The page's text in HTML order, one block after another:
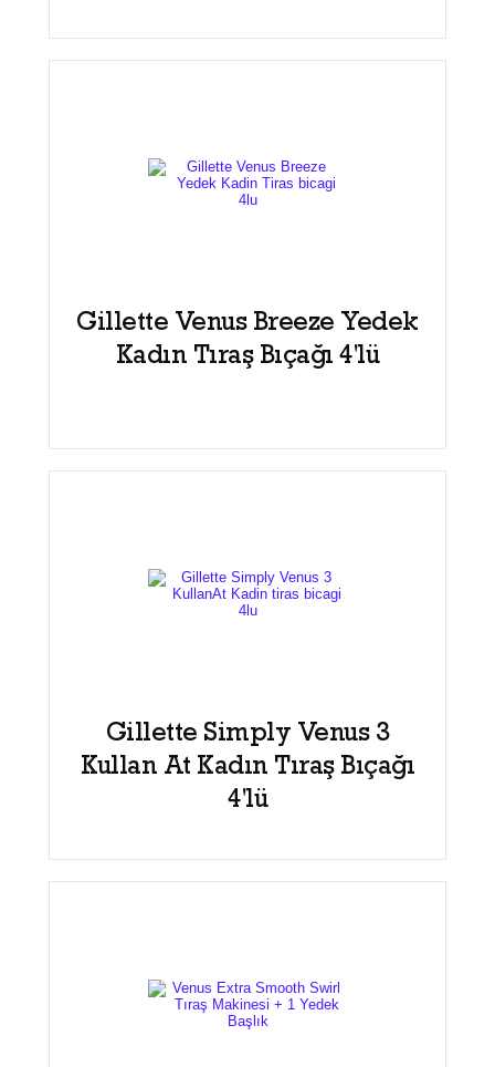
Gillette Venus Breeze Yedek
Kadın Tıraş Bıçağı 4'lü
Gillette Simply Venus 3
Kullan At Kadın Tıraş Bıçağı
4'lü